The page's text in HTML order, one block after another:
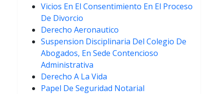
Vicios En El Consentimiento En El Proceso
De Divorcio
Derecho Aeronautico
Suspension Disciplinaria Del Colegio De
Abogados, En Sede Contencioso
Administrativa
Derecho A La Vida
Papel De Seguridad Notarial